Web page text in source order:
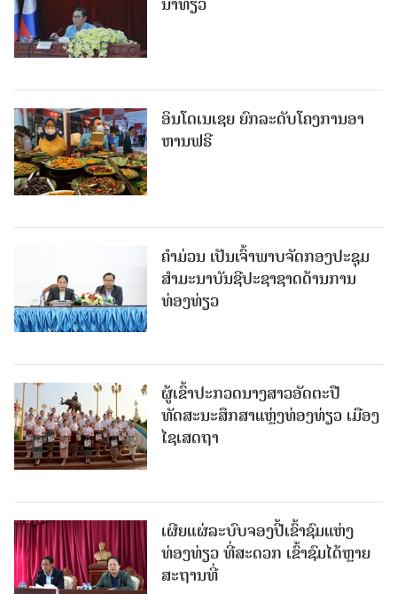
ອິນໂດເນເຊຍ ຍົກລະດັບໂຄງການອາ
ຫານຟຣີ
ຄໍາມ່ວນ ເປັນເຈົ້າພາບຈັດກອງປະຊຸມ
ສຳມະນາບັນຊີປະຊາຊາດດ້ານການ
ທ່ອງທ່ຽວ
ຜູ້ເຂົ້າປະກວດນາງສາວອັດຕະປື
ທັດສະນະສຶກສາແຫຼ່ງທ່ອງທ່ຽວ ເມືອງ
ໄຊເສດຖາ
ເຜີຍແຜ່ລະບົບຈອງປີ້ເຂົ້າຊົມແຫ່ງ
ທ່ອງທ່ຽວ ທີ່ສະດວກ ເຂົ້າຊົມໄດ້ຫຼາຍ
ສະຖານທີ່